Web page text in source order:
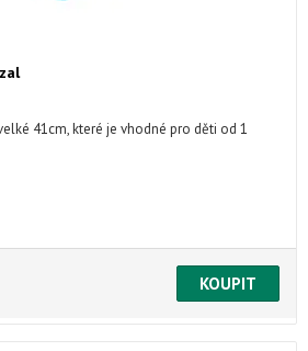
41cm, které je vhodné pro děti od 1